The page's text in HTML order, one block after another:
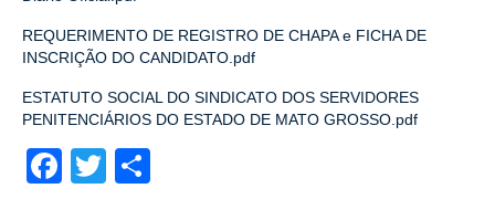
REQUERIMENTO DE REGISTRO DE CHAPA e FICHA DE
INSCRIÇÃO DO CANDIDATO.pdf
ESTATUTO SOCIAL DO SINDICATO DOS SERVIDORES
PENITENCIÁRIOS DO ESTADO DE MATO GROSSO.pdf
Facebook
Twitter